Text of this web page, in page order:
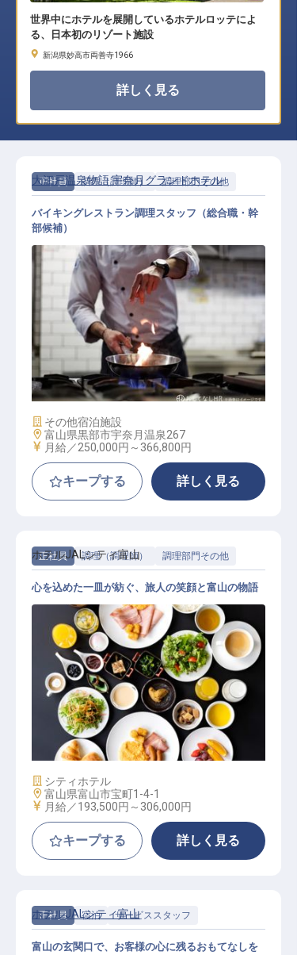
世界中にホテルを展開しているホテルロッテによ
る、日本初のリゾート施設
新潟県妙高市両善寺1966
詳しく見る
正社員 調理（調理師） 調理部門その他
和洋中50種類以上のバイキングレス
トランで、調理スキルを活かす！
大江戸温泉物語 宇奈月グランドホテル
バイキングレストラン調理スタッフ（総合職・幹
部候補）
施設業態
その他宿泊施設
勤務地
富山県黒部市宇奈月温泉267
給与
月給／250,000円～ 366,800円
キープする 詳しく見る
正社員 調理（調理師） 調理部門その他
レストラン一般スタッフ
ホテルJALシティ富山
心を込めた一皿が紡ぐ、旅人の笑顔と富山の物語
施設業態
シティホテル
勤務地
富山県富山市宝町1-4-1
給与
月給／193,500円～ 306,000円
キープする 詳しく見る
正社員 宿泊 サービススタッフ
ホテルJALシティ富山
富山の玄関口で、お客様の心に残るおもてなしを